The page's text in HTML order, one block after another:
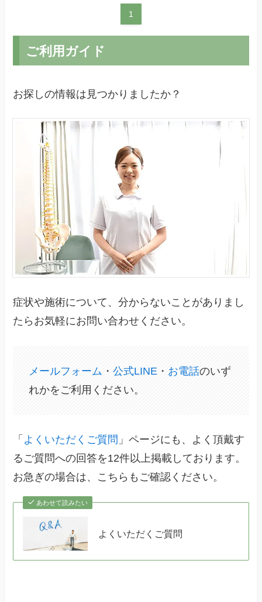
1
ご利用ガイド
お探しの情報は見つかりましたか？
症状や施術について、分からないことがありまし
たらお気軽にお問い合わせください。
メールフォーム ・公式LINE ・ お電話のいず
れかをご利用ください。
「 よくいただくご質問 」ページにも、よく頂戴す
るご質問への回答を12件以上掲載しております。
お急ぎの場合は、こちらもご確認ください。
あわせて読みたい
よくいただくご質問